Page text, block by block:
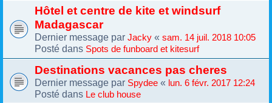
Hôtel et centre de kite et windsurf
Madagascar
Dernier message par Jacky « sam. 14 juil. 2018 10:05
Posté dans Spots de funboard et kitesurf
Destinations vacances pas cheres
Dernier message par Spydee « lun. 6 févr. 2017 12:24
Posté dans Le club house